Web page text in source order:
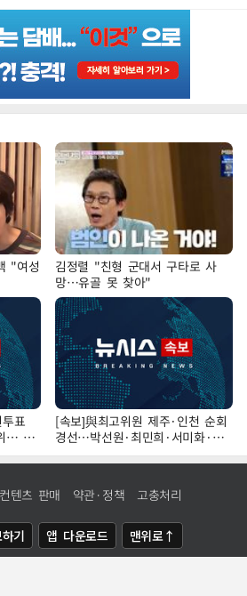
"여성
김정렬 "친형 군대서 구타로 사
망…유골 못 찾아"
표
… 정
[속보]與최고위원 제주·인천 순회
경선…박선원·최민희·서미화·한
민수·김용 순
텐츠 판매 약관·정책 고충처리
기 앱 다운로드 맨위로↑